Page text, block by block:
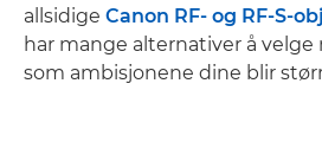
allsidige Canon RF- og RF-S-
har mange alternativer å
som ambisjonene dine blir